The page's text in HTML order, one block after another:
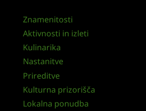
Znamenitosti
Aktivnosti in izleti
Kulinarika
Nastanitve
Prireditve
Kulturna prizorišča
Lokalna ponudba